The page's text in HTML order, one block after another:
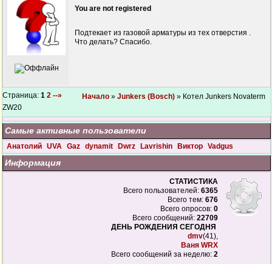
You are not registered
Подтекает из газовой арматуры из тех отверстия .
Что делать? Спасибо.
Страница: 1 2 --» Начало » Junkers (Bosch) » Котел Junkers Novaterm
ZW20
Самые активные пользователи
Анатолий UVA Gaz dynamit Dwrz Lavrishin Виктор Vadgus
Информация
СТАТИСТИКА
Всего пользователей: 6365
Всего тем: 676
Всего опросов: 0
Всего сообщений: 22709
ДЕНЬ РОЖДЕНИЯ СЕГОДНЯ
dmv(41),
Ваня WRX
Всего сообщений за неделю: 2